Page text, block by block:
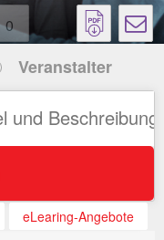
0
Veranstalter
eLearing-Angebote